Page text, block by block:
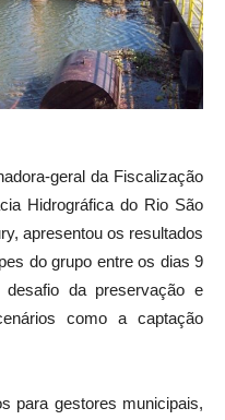
geral da Fiscalização
Hidrográfica do Rio São
apresentou os resultados
do grupo entre os dias 9
da preservação e
como a captação
para gestores municipais,